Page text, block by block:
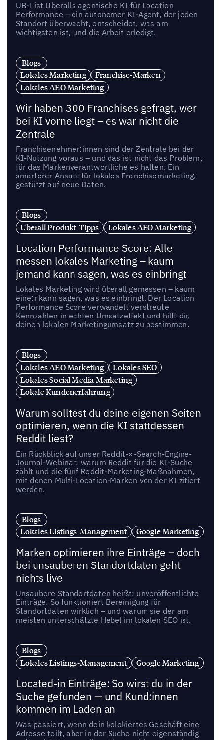
UB-I ist Uberalls agentische KI für Location
Performance – ein autonomer KI-Agent, der jeden
Standort überwacht, entscheidet, was am
wichtigsten ist, und die Arbeit erledigt.
Blogs
Lokales Marketing
Franchise-Marken
Lokales AEO Marketing
Wir haben 300 Franchises gefragt, wer
bei KI vorne liegt – es war nicht die
Zentrale
Franchisenehmer:innen sind der Zentrale bei der
KI-Nutzung voraus – und das ist nicht das Problem,
für das Markenverantwortliche es halten. Ein
smarterer Ansatz für lokales Franchisemarketing,
gestützt auf neue Daten.
Blogs
Uberall Produkt-Tipps
Lokales AEO Marketing
Location Performance Score: Alle
messen lokales Marketing – kaum
jemand kann sagen, was es einbringt
Lokales Marketing wird überall gemessen – kaum
eine:r kann sagen, was es einbringt. Der Location
Performance Score verwandelt verstreute
Kennzahlen in echten Umsatzeffekt und hilft dir,
deinen lokalen Marketingumsatz zu bestimmen.
Blogs
Lokales AEO Marketing
Lokales SEO
Lokales Social Media Marketing
Lokale Kundenerfahrung
Warum solltest du deine eigenen Seiten
optimieren, wenn die KI stattdessen
Reddit liest?
Ein Rückblick auf unser Reddit-×-Search-Engine-
Journal-Webinar: warum Reddit für die KI-Suche
zählt und die fünf Reddit-Marketing-Maßnahmen,
mit denen Multi-Location-Marken von der KI zitiert
werden.
Blogs
Lokales Listings-Management
Google Marketing
Marken optimieren ihre Einträge – doch
bei unsauberen Standortdaten geht
nichts live
Unsaubere Standortdaten heißt: unveröffentlichte
Einträge. So funktioniert Bereinigung für
Standortdaten wirklich – und warum sie der am
meisten unterschätzte Hebel im lokalen SEO ist.
Blogs
Lokales Listings-Management
Google Marketing
Located-in Einträge: So wirst du in der
Suche gefunden — und Kund:innen
kommen im Laden an
Was passiert, wenn dein kolokiertes Geschäft eine
Adresse teilt, aber in der Suche nicht eigenständig